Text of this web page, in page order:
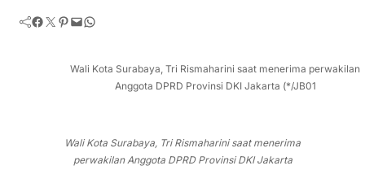
Facebook Twitter Pinterest Mail WhatsApp
Wali Kota Surabaya, Tri Rismaharini saat menerima perwakilan
Anggota DPRD Provinsi DKI Jakarta (*/JB01
Wali Kota Surabaya, Tri Rismaharini saat menerima
perwakilan Anggota DPRD Provinsi DKI Jakarta